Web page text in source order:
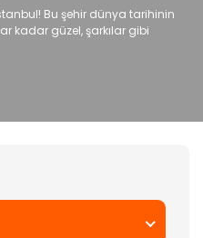
Bu şehir dünya tarihinin
kadar güzel, şarkılar gibi